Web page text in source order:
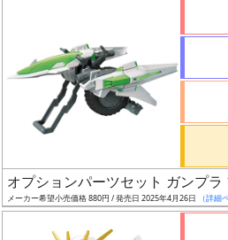
り
定
予
オプションパーツセット ガンプラ
メーカー希望小売価格 880円 / 発売日 2025年4月26日 （詳細